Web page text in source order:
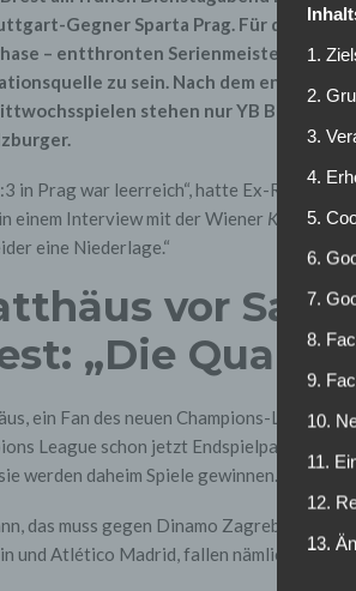
Gegner Sparta Prag. Für den 2024
– entthronten Serienmeister aus
zu sein. Nach dem
stehen nur YB Bern und
in Prag war leerreich“, hatte Ex-RBS-
einem Interview mit der Wiener Kronen-
eine Niederlage.“
vor
„Die
ein Fan des neuen Champions-League-
League schon jetzt
werden daheim Spiele gewinnen.“
das muss gegen Dinamo Zagreb am 3.
und Atlético Madrid, fallen nämlich nicht
1.
2.
3.
4.
5.
6.
7.
8.
9.
10.
11.
12.
13.